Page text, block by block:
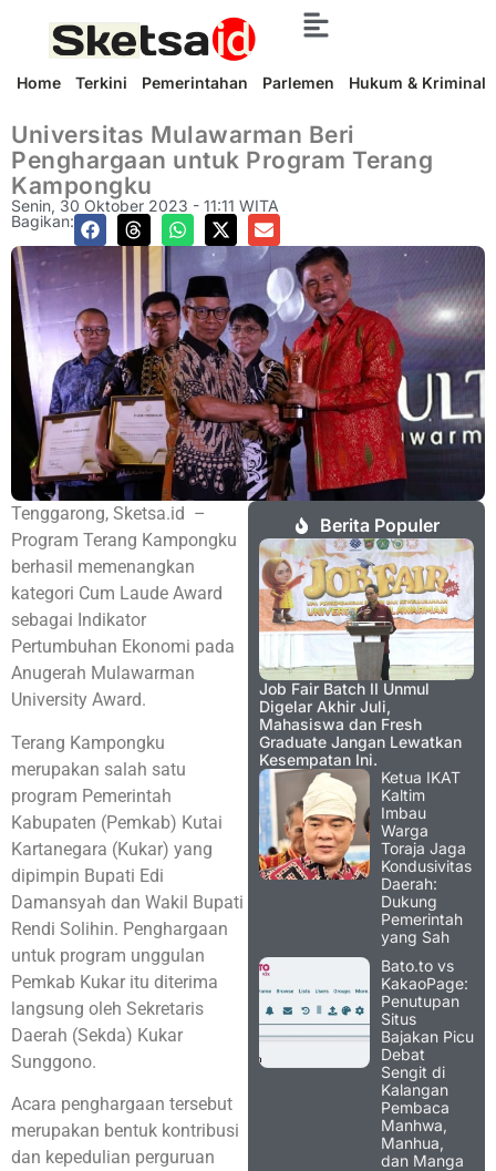
Home Terkini Pemerintahan Parlemen Hukum & Kriminal
Universitas Mulawarman Beri
Penghargaan untuk Program Terang
Kampongku
Senin, 30 Oktober 2023 - 11:11 WITA
Bagikan:
Tenggarong, Sketsa.id –
Program Terang Kampongku
berhasil memenangkan
kategori Cum Laude Award
sebagai Indikator
Pertumbuhan Ekonomi pada
Anugerah Mulawarman
University Award.
Terang Kampongku
merupakan salah satu
program Pemerintah
Kabupaten (Pemkab) Kutai
Kartanegara (Kukar) yang
dipimpin Bupati Edi
Damansyah dan Wakil Bupati
Rendi Solihin. Penghargaan
untuk program unggulan
Pemkab Kukar itu diterima
langsung oleh Sekretaris
Daerah (Sekda) Kukar
Sunggono.
Acara penghargaan tersebut
merupakan bentuk kontribusi
dan kepedulian perguruan
Berita Populer
Job Fair Batch II Unmul
Digelar Akhir Juli,
Mahasiswa dan Fresh
Graduate Jangan Lewatkan
Kesempatan Ini.
Ketua IKAT
Kaltim
Imbau
Warga
Toraja Jaga
Kondusivitas
Daerah:
Dukung
Pemerintah
yang Sah
Bato.to vs
KakaoPage:
Penutupan
Situs
Bajakan Picu
Debat
Sengit di
Kalangan
Pembaca
Manhwa,
Manhua,
dan Manga